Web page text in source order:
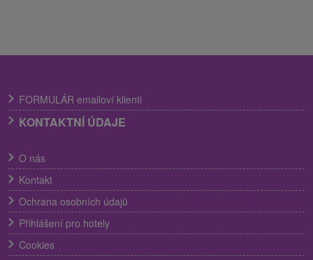
FORMULÁR emailoví klienti
KONTAKTNÍ ÚDAJE
O nás
Kontakt
Ochrana osobních údajů
Přihlášení pro hotely
Cookies